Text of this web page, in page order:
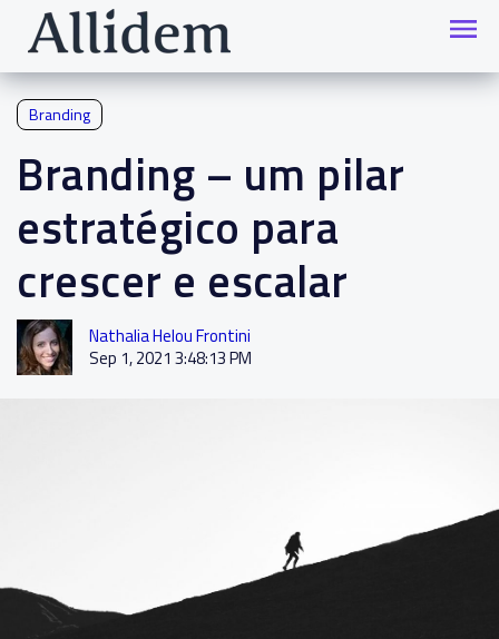
Branding
Branding – um pilar
estratégico para
crescer e escalar
Nathalia Helou Frontini
Sep 1, 2021 3:48:13 PM